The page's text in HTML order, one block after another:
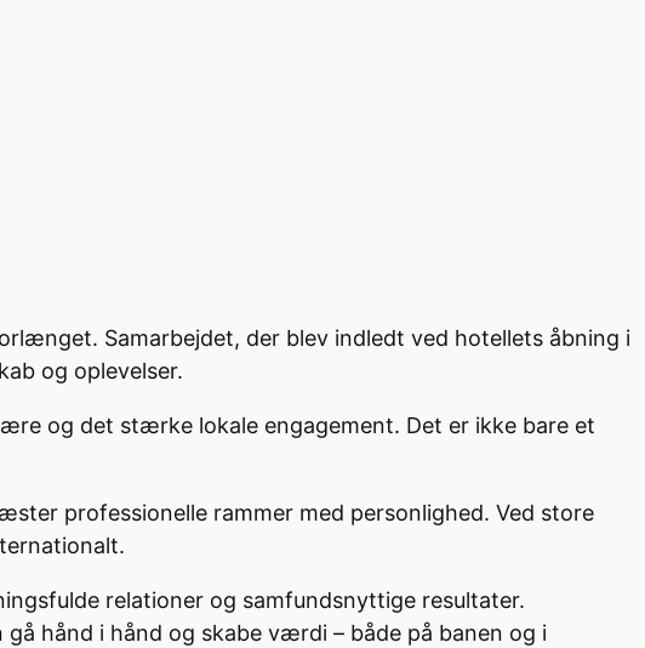
Samarbejdet, der blev indledt ved hotellets åbning i
og oplevelser.
og det stærke lokale engagement. Det er ikke bare et
professionelle rammer med personlighed. Ved store
relationer og samfundsnyttige resultater.
hånd i hånd og skabe værdi – både på banen og i